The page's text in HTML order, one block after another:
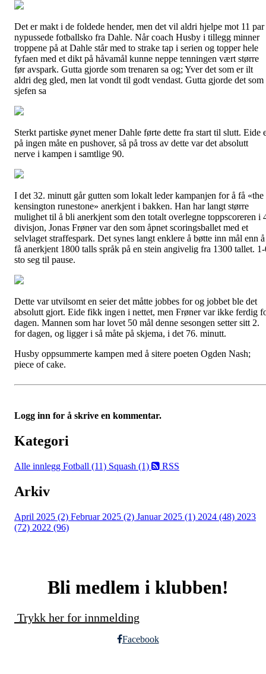
Det er makt i de foldede hender, men det vil aldri hjelpe mot 11 par
nypussede fotballsko fra Dahle. Når coach Husby i tillegg minner
troppene på at Dahle står med to strake tap i serien og topper hele
fyfaen med et dikt på håvamål kunne neppe tenningen vært større
før avspark. Gutta gjorde som trenaren sa og; Yver det som er ilt
aldri deg gled, men lat vondt til godt vendast. Gutta gjorde det som
sjefen sa
Sterkt partiske øynet mener Dahle førte dette fra start til slutt. Eide
på ingen måte en pushover, så på tross av dette var det absolutt
nerve i kampen i samtlige 90.
I det 32. minutt går gutten som lokalt leder kampanjen for å få «the
kensington runestone» anerkjent i bakken. Han har langt større
mulighet til å bli anerkjent som den totalt overlegne toppscoreren i
divisjon, Jonas Frøner var den som åpnet scoringsballet med et
selvlaget straffespark. Det synes langt enklere å bøtte inn mål enn å
få anerkjent 1800 talls språk på en stein angivelig fra 1300 tallet.
sto seg til pause.
Dette var utvilsomt en seier det måtte jobbes for og jobbet ble det
absolutt gjort. Eide fikk ingen i nettet, men Frøner var ikke ferdig
dagen. Mannen som har lovet 50 mål denne sesongen setter sitt 2.
for dagen, og ligger i så måte på skjema, i det 76. minutt.
Husby oppsummerte kampen med å sitere poeten Ogden Nash;
piece of cake.
Logg inn for å skrive en kommentar.
Kategori
Alle innlegg Fotball (11) Squash (1) RSS
Arkiv
April 2025 (2) Februar 2025 (2) Januar 2025 (1) 2024 (48) 2023
(72) 2022 (96)
Bli medlem i klubben!
Trykk her for innmelding
Facebook